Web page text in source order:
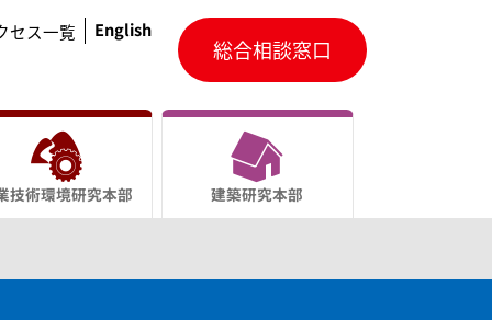
セス一覧 English
総合相談窓口
技術環境研究本部 建築研究本部